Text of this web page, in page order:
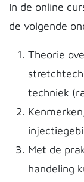
In de online
de volgende
Theorie
techniek
Met de
handeling